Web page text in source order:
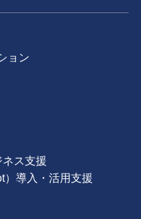
ョン
ス支援
）導入・活用支援